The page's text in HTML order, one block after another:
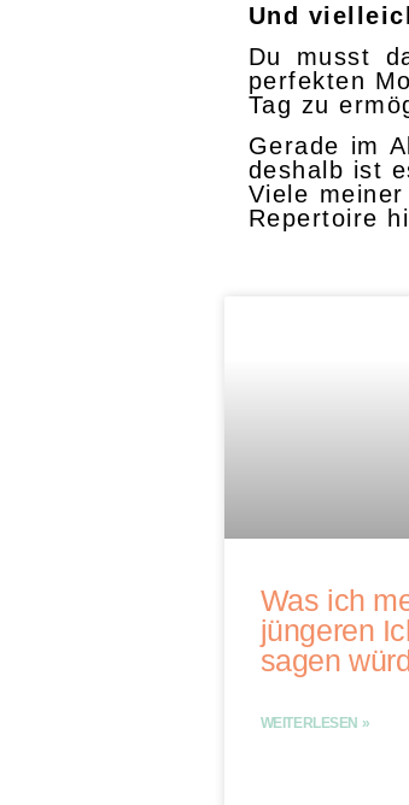
Und
Du musst
perfekten
Tag zu
Gerade im
deshalb ist
Viele
Repertoire
Was ich
jüngeren
sagen
WEITERLESEN »